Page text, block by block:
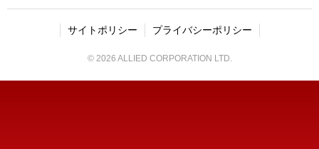
サイトポリシー プライバシーポリシー
© 2026 ALLIED CORPORATION LTD.